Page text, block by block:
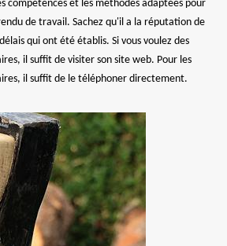
compétences et les méthodes adaptées pour
de travail. Sachez qu'il a la réputation de
qui ont été établis. Si vous voulez des
il suffit de visiter son site web. Pour les
il suffit de le téléphoner directement.